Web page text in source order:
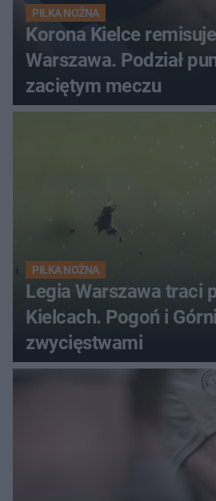
PIŁKA NOŻNA
Korona Kielce
Warszawa. Podział
zaciętym meczu
PIŁKA NOŻNA
Legia Warszawa traci
Kielcach. Pogoń i
zwycięstwami